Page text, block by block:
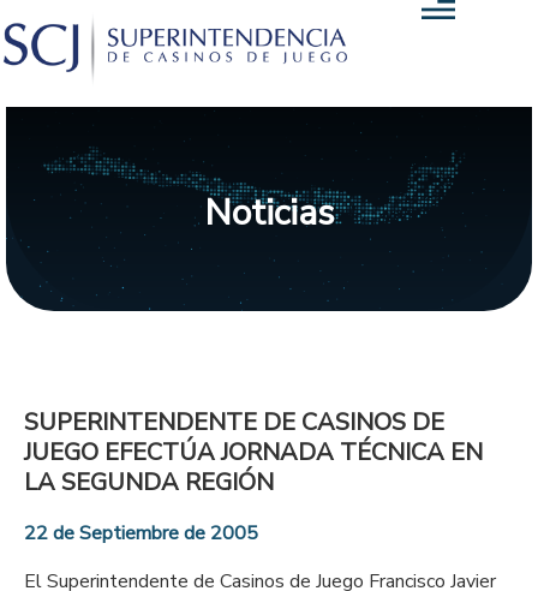
Noticias
SUPERINTENDENTE DE CASINOS DE
JUEGO EFECTÚA JORNADA TÉCNICA EN
LA SEGUNDA REGIÓN
22 de Septiembre de 2005
El Superintendente de Casinos de Juego Francisco Javier